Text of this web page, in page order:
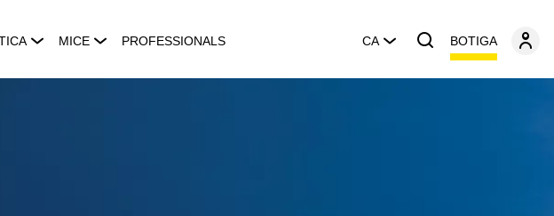
MICE PROFESSIONALS CA BOTIGA